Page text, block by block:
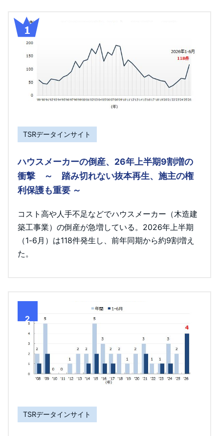
TSRデータインサイト
ハウスメーカーの倒産、26年上半期9割増の
衝撃 ～ 踏み切れない抜本再生、施主の権
利保護も重要 ～
コスト高や人手不足などでハウスメーカー（木造建
築工事業）の倒産が急増している。2026年上半期
（1-6月）は118件発生し、前年同期から約9割増え
た。
2
TSRデータインサイト